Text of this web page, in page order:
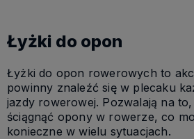
Łyżki do opon
Łyżki do opon rowerowych to
powinny znaleźć się w plecaku
jazdy rowerowej. Pozwalają na
ściągnąć opony w rowerze, co
konieczne w wielu sytuacjach.